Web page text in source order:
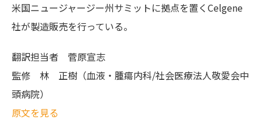
米国ニュージャージー州サミットに拠点を置くCelgene
社が製造販売を行っている。
翻訳担当者 菅原宣志
監修 林 正樹（血液・腫瘍内科/社会医療法人敬愛会中
頭病院）
原文を見る